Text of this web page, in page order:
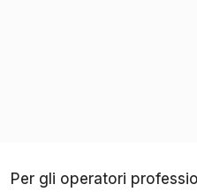
Per gli operatori